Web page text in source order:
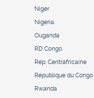
Niger
Nigeria
Ouganda
RD Congo
Rép. Centrafricaine
République du Congo
Rwanda